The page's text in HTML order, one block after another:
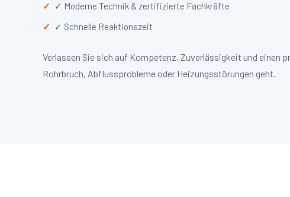
✓ Moderne Technik & zertifizierte Fachkräfte
✓ Schnelle Reaktionszeit
Verlassen Sie sich auf Kompetenz, Zuverlässigkeit und einen
Rohrbruch, Abflussprobleme oder Heizungsstörungen geht.